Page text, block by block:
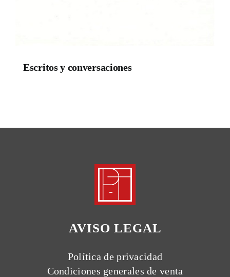
Escritos y conversaciones
AVISO LEGAL
Política de privacidad
Condiciones generales de venta